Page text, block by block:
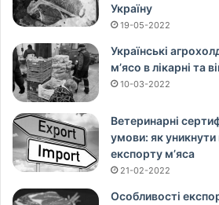
Україну
19-05-2022
Українські
м’ясо в лікарні та
10-03-2022
Ветеринарні
умови: як уникнути
експорту м’яса
21-02-2022
Особливості